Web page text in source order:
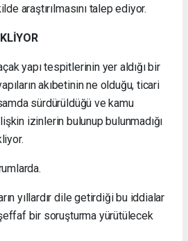
araştırılmasını talep ediyor.
yapı tespitlerinin yer aldığı bir
akıbetinin ne olduğu, ticari
sürdürüldüğü ve kamu
izinlerin bulunup bulunmadığı
yıllardır dile getirdiği bu iddialar
bir soruşturma yürütülecek